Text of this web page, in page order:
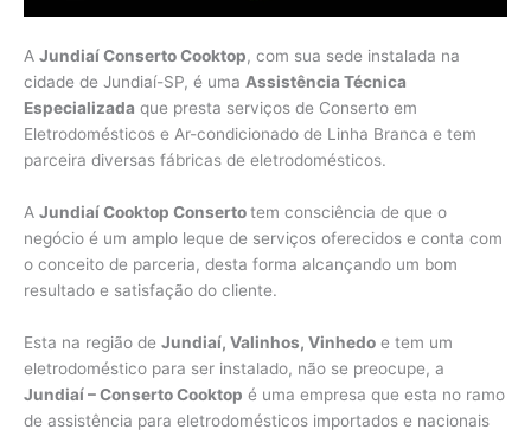
A Jundiaí Conserto Cooktop, com sua sede instalada na
cidade de Jundiaí-SP, é uma Assistência Técnica
Especializada que presta serviços de Conserto em
Eletrodomésticos e Ar-condicionado de Linha Branca e tem
parceira diversas fábricas de eletrodomésticos.
A Jundiaí Cooktop Consertotem consciência de que o
negócio é um amplo leque de serviços oferecidos e conta com
o conceito de parceria, desta forma alcançando um bom
resultado e satisfação do cliente.
Esta na região de Jundiaí, Valinhos, Vinhedo e tem um
eletrodoméstico para ser instalado, não se preocupe, a
Jundiaí – Conserto Cooktop é uma empresa que esta no ramo
de assistência para eletrodomésticos importados e nacionais